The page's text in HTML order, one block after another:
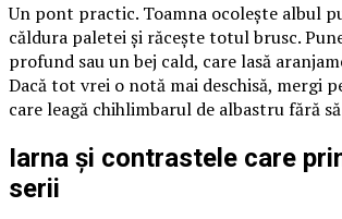
Un pont practic. Toamna ocolește albul
căldura paletei și răcește totul brusc.
profund sau un bej cald, care lasă
Dacă tot vrei o notă mai deschisă, mergi
care leagă chihlimbarul de albastru fără
Iarna și contrastele care
serii